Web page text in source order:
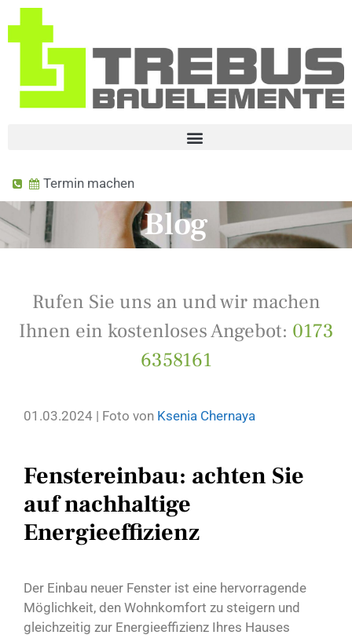
Termin machen
Blog
Rufen Sie uns an und wir machen
Ihnen ein kostenloses Angebot: 0173
6358161
01.03.2024 | Foto von Ksenia Chernaya
Fenstereinbau: achten Sie
auf nachhaltige
Energieeffizienz
Der Einbau neuer Fenster ist eine hervorragende
Möglichkeit, den Wohnkomfort zu steigern und
gleichzeitig zur Energieeffizienz Ihres Hauses